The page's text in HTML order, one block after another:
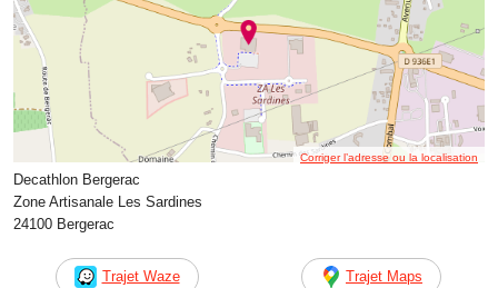
Corriger l’adresse ou la localisation
Decathlon Bergerac
Zone Artisanale Les Sardines
24100 Bergerac
Trajet Waze Trajet Maps